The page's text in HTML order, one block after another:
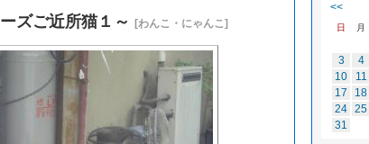
ズご近所猫１～ [わんこ・にゃんこ]
<<
日 月
3
4
10
11
17
18
24 25
31